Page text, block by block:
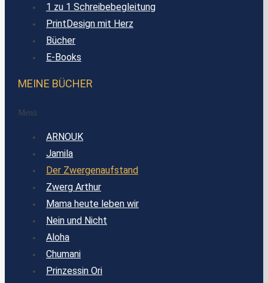
1 zu 1 Schreibebegleitung
PrintDesign mit Herz
Bücher
E-Books
MEINE BÜCHER
Menü
ARNOUK
Jamila
Der Zwergenaufstand
Zwerg Arthur
Mama heute leben wir
Nein und Nicht
Aloha
Chumani
Prinzessin Ori